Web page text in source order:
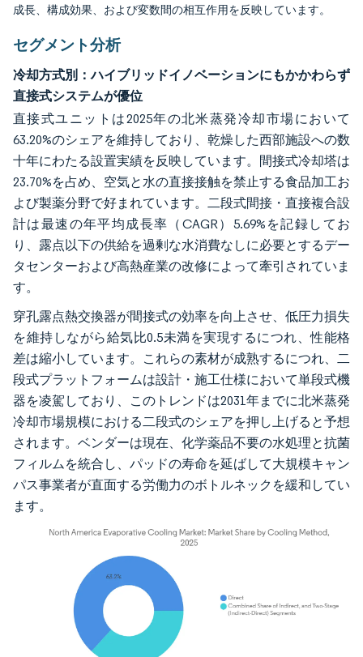
成長、構成効果、および変数間の相互作用を反映しています。
セグメント分析
冷却方式別：ハイブリッドイノベーションにもかかわらず
直接式システムが優位
直接式ユニットは2025年の北米蒸発冷却市場において
63.20%のシェアを維持しており、乾燥した西部施設への数
十年にわたる設置実績を反映しています。間接式冷却塔は
23.70%を占め、空気と水の直接接触を禁止する食品加工お
よび製薬分野で好まれています。二段式間接・直接複合設
計は最速の年平均成長率（CAGR）5.69%を記録してお
り、露点以下の供給を過剰な水消費なしに必要とするデー
タセンターおよび高熱産業の改修によって牽引されていま
す。
穿孔露点熱交換器が間接式の効率を向上させ、低圧力損失
を維持しながら給気比0.5未満を実現するにつれ、性能格
差は縮小しています。これらの素材が成熟するにつれ、二
段式プラットフォームは設計・施工仕様において単段式機
器を凌駕しており、このトレンドは2031年までに北米蒸発
冷却市場規模における二段式のシェアを押し上げると予想
されます。ベンダーは現在、化学薬品不要の水処理と抗菌
フィルムを統合し、パッドの寿命を延ばして大規模キャン
パス事業者が直面する労働力のボトルネックを緩和してい
ます。